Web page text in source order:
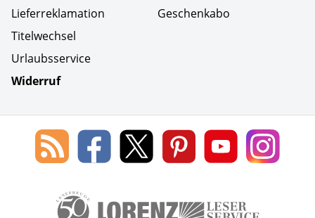
Lieferreklamation
Titelwechsel
Urlaubsservice
Widerruf
Geschenkabo
Social Media
Blog
des
Leserservice
Lorenz
Leserservice
Lorenz
Leserservice
Lorenz
Leserservice
Lorenz
Leserservice
Lorenz